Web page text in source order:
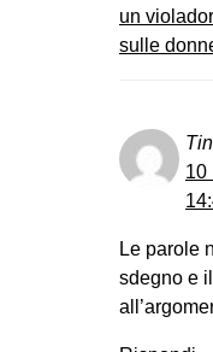
un
sulle
10
Le parole
sdegno e